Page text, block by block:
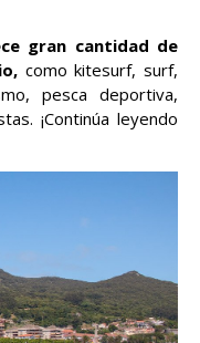
gran cantidad de
como kitesurf, surf,
pesca deportiva,
¡Continúa leyendo